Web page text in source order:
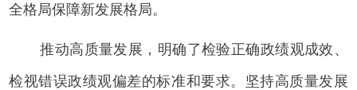
全格局保障新发展格局。
推动高质量发展，明确了检验正确政绩观成效、
检视错误政绩观偏差的标准和要求。坚持高质量发展